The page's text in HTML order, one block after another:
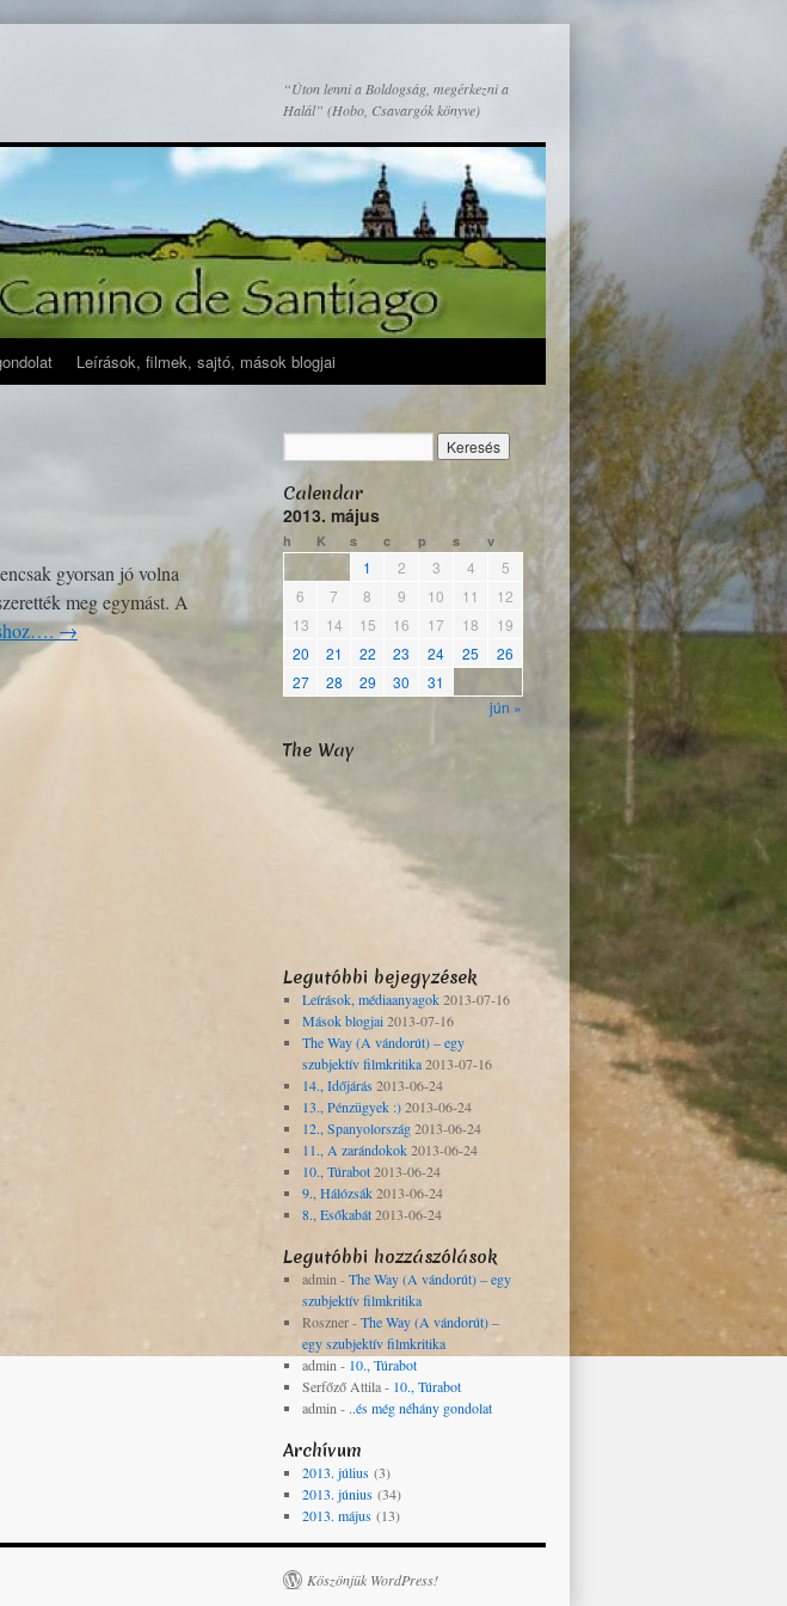
“Úton lenni a Boldogság, megérkezni a
Halál” (Hobo, Csavargók könyve)
Leírások, filmek, sajtó, mások blogjai
gyorsan jó volna
meg egymást. A
→
Calendar
2013. május
h K s c p s v
1 2 3 4
5
6
7 8 9 10 11
12
13
14 15 16 17 18
19
20
21 22 23 24 25
26
27
28 29 30
31
jún »
The Way
Legutóbbi bejegyzések
Leírások, médiaanyagok 2013-07-16
Mások blogjai 2013-07-16
The Way (A vándorút) – egy
szubjektív filmkritika 2013-07-16
14., Időjárás 2013-06-24
13., Pénzügyek :) 2013-06-24
12., Spanyolország 2013-06-24
11., A zarándokok 2013-06-24
10., Túrabot 2013-06-24
9., Hálózsák 2013-06-24
8., Esőkabát 2013-06-24
Legutóbbi hozzászólások
admin -The Way (A vándorút) – egy
szubjektív filmkritika
Roszner-The Way (A vándorút) –
egy szubjektív filmkritika
admin - 10., Túrabot
Serfőző Attila- 10., Túrabot
admin - ..és még néhány gondolat
Archívum
2013. július(3)
2013. június(34)
2013. május(13)
Köszönjük WordPress!